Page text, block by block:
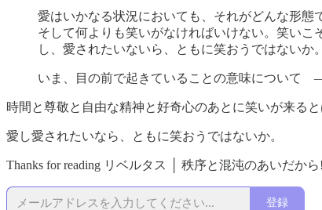
愛はいかなる状況においても、それがどんな形態
そして何よりも笑いがなければいけない。笑い
し、愛されたいないら、ともに笑おうではないか。
いま、目の前で起きていることの意味について
時間と尊敬と自由な精神と好奇心のあとに笑いが来る
愛し愛されたいなら、ともに笑おうではないか。
Thanks for reading リベルタス │ 秩序と混沌のあいだから!
登録